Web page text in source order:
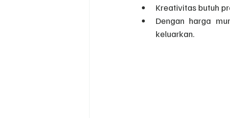
Kreativitas butuh
Dengan harga
keluarkan.